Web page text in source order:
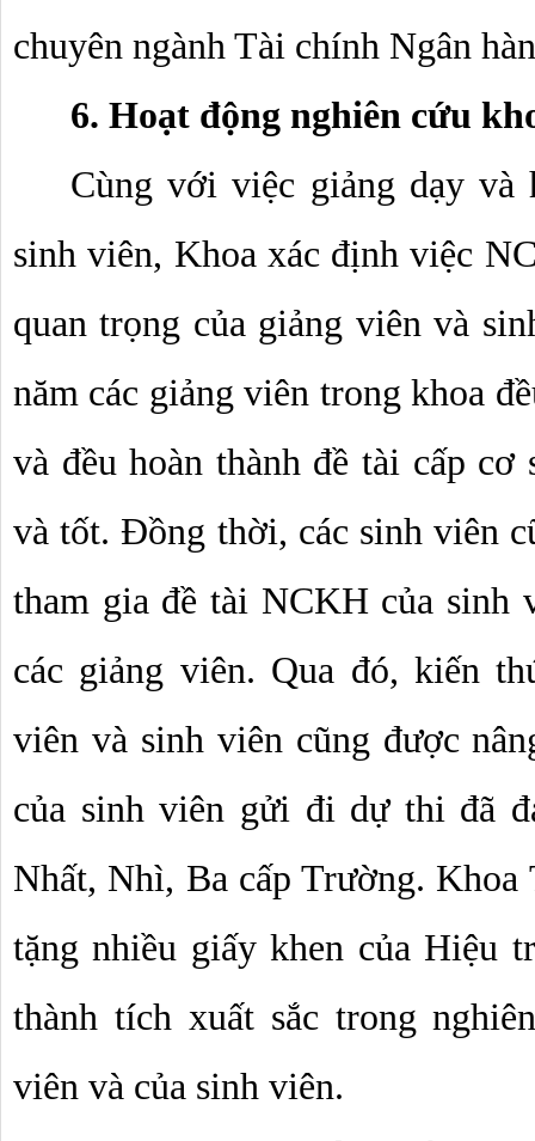
chuyên ngành Tài chính Ngân
6. Hoạt động nghiên cứu
Cùng với việc giảng dạy và
sinh viên, Khoa xác định việc
quan trọng của giảng viên và
năm các giảng viên trong khoa
và đều hoàn thành đề tài cấp
và tốt. Đồng thời, các sinh viên
tham gia đề tài NCKH của sinh
các giảng viên. Qua đó, kiến
viên và sinh viên cũng được
của sinh viên gửi đi dự thi đã
Nhất, Nhì, Ba cấp Trường.
tặng nhiều giấy khen của Hiệu
thành tích xuất sắc trong
viên và của sinh viên.